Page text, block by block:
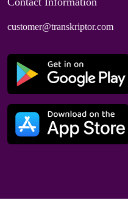
customer@transkriptor.com